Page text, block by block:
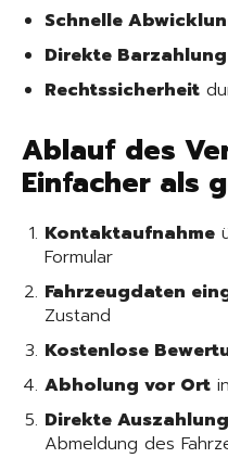
Schnelle
Direkte
Rechtssicherheit
Ablauf des
Einfacher als
Kontaktaufnahme
Formular
Fahrzeugdaten
Zustand
Kostenlose
Abholung vor Ort
Direkte Auszahlung
Abmeldung des